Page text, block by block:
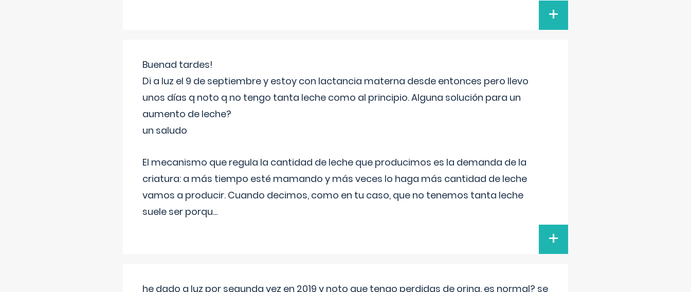
+
Buenad tardes!
Di a luz el 9 de septiembre y estoy con lactancia materna desde entonces pero llevo
unos días q noto q no tengo tanta leche como al principio. Alguna solución para un
aumento de leche?
un saludo
El mecanismo que regula la cantidad de leche que producimos es la demanda de la
criatura: a más tiempo esté mamando y más veces lo haga más cantidad de leche
vamos a producir. Cuando decimos, como en tu caso, que no tenemos tanta leche
suele ser porqu...
+
he dado a luz por segunda vez en 2019 y noto que tengo perdidas de orina. es normal? se